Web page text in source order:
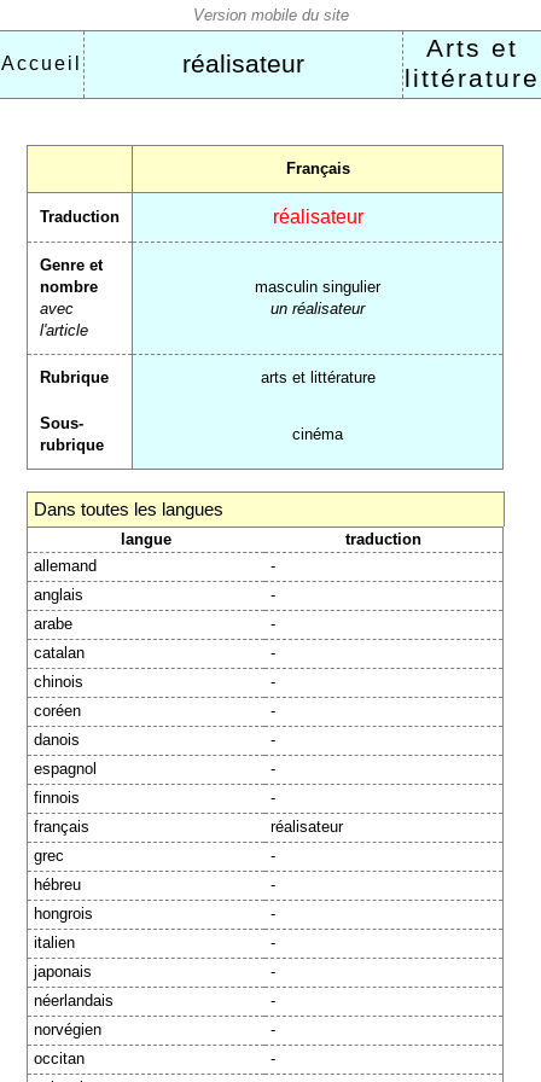
Accueil réalisateur
Arts et
littérature
Français
Traduction réalisateur
Genre et
nombre
avec
l'article
masculin singulier
un réalisateur
Rubrique arts et littérature
Sous-
rubrique
cinéma
Dans toutes les langues
langue
traduction
allemand
-
anglais
-
arabe
-
catalan
-
chinois
-
coréen
-
danois
-
espagnol
-
finnois
-
français
réalisateur
grec
-
hébreu
-
hongrois
-
italien
-
japonais
-
néerlandais
-
norvégien
-
occitan
-